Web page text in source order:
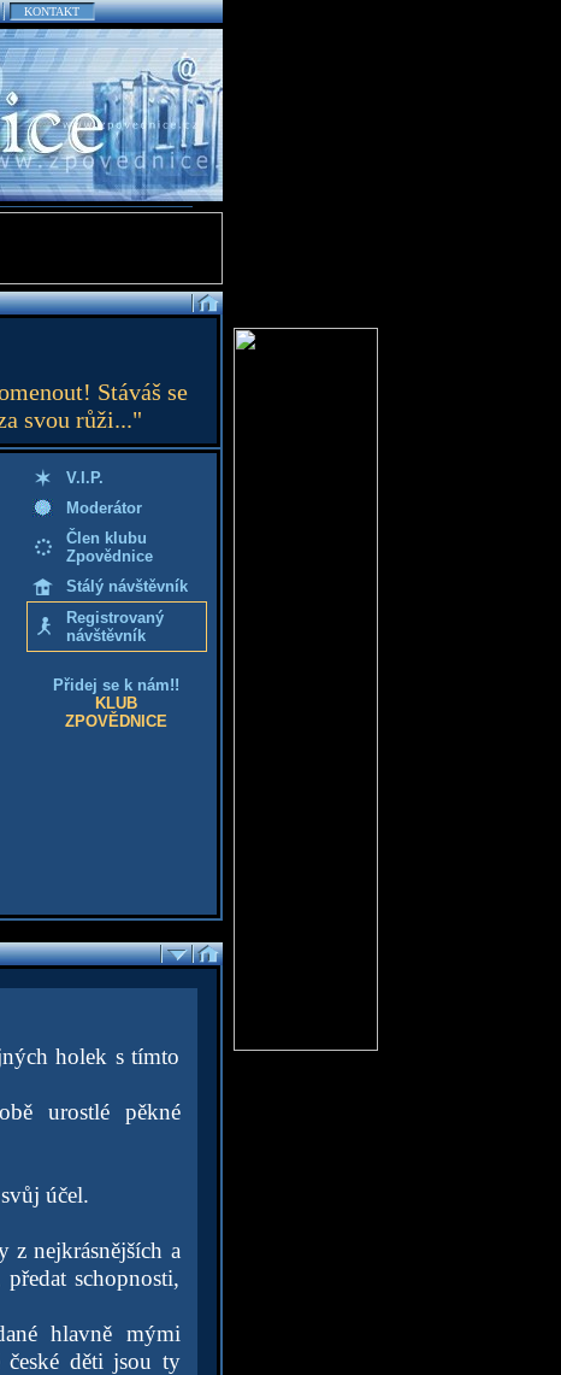
KONTAKT
Stáváš se
svou růži..."
V.I.P.
Moderátor
Člen klubu
Zpovědnice
Stálý návštěvník
Registrovaný
návštěvník
Přidej se k nám!!
KLUB
ZPOVĚDNICE
holek s tímto
urostlé pěkné
účel.
z nejkrásnějších a
schopnosti,
hlavně mými
děti jsou ty